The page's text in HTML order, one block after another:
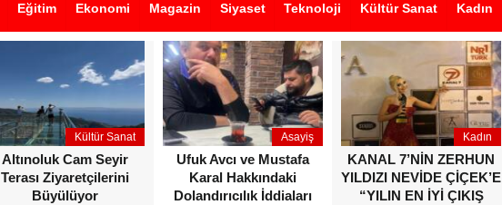
Eğitim Ekonomi Magazin Siyaset Teknoloji Kültür Sanat Kadın
Kültür Sanat
Altınoluk Cam Seyir
Terası Ziyaretçilerini
Büyülüyor
Asayiş
Ufuk Avcı ve Mustafa
Karal Hakkındaki
Dolandırıcılık İddiaları
Kadın
KANAL 7’NİN ZERHUN
YILDIZI NEVİDE ÇİÇEK’E
“YILIN EN İYİ ÇIKIŞ